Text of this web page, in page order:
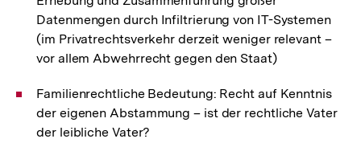
Datenmengen durch Infiltrierung von IT-Systemen
(im Privatrechtsverkehr derzeit weniger relevant –
vor allem Abwehrrecht gegen den Staat)
Familienrechtliche Bedeutung: Recht auf Kenntnis
der eigenen Abstammung – ist der rechtliche Vater
der leibliche Vater?